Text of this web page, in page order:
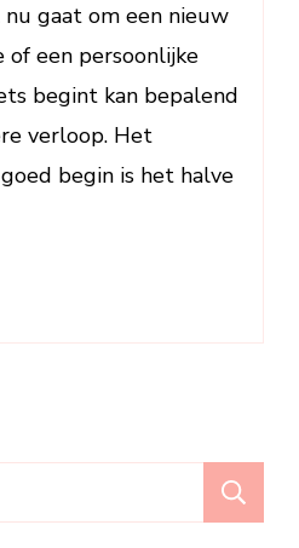
gaat om een nieuw
of een persoonlijke
begint kan bepalend
verloop. Het
begin is het halve